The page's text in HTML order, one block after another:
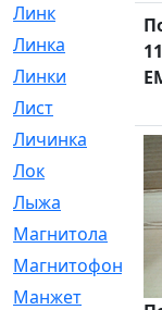
Линк
Линка
Линки
Лист
Личинка
Лок
Лыжа
Магнитола
Магнитофон
Манжет